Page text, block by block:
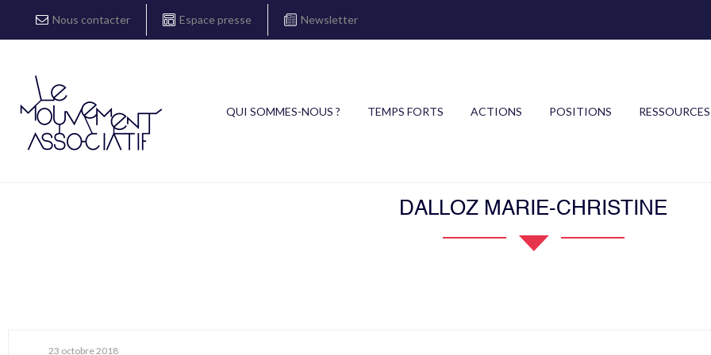
Nous contacter Espace presse Newsletter
QUI SOMMES-NOUS ? TEMPS FORTS ACTIONS POSITIONS RESSOURCES
DALLOZ MARIE-CHRISTINE
23 octobre 2018